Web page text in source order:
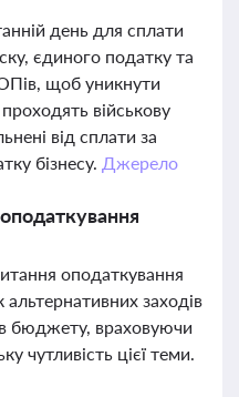
день для сплати
єдиного податку та
щоб уникнути
військову
від сплати за
бізнесу. Джерело
оподаткування
заходів
бюджету, враховуючи
чутливість цієї теми.